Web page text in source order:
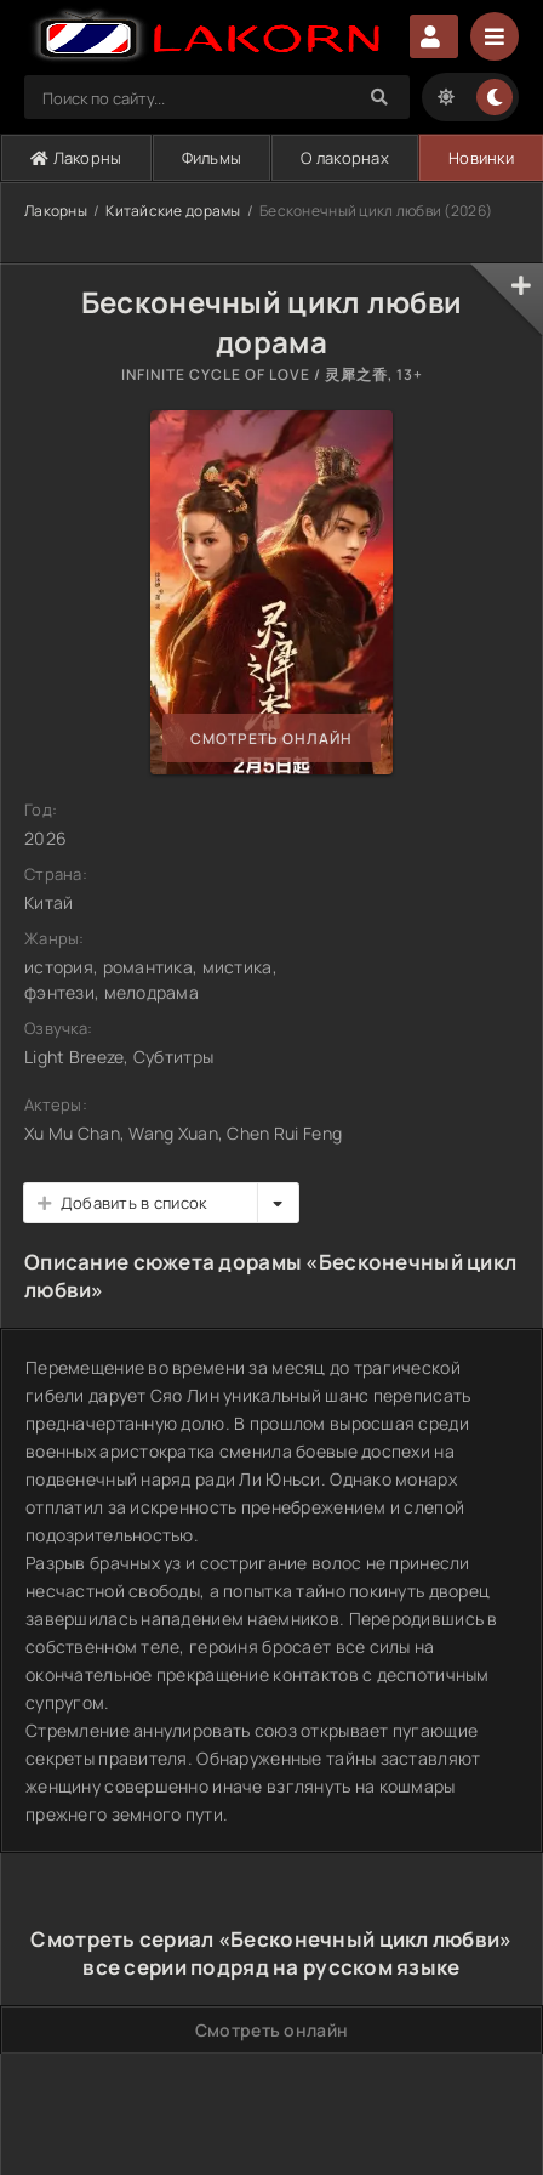
Лакорны Фильмы О лакорнах Новинки
Лакорны Китайские дорамы Бесконечный цикл любви (2026)
Бесконечный цикл любви
дорама
INFINITE CYCLE OF LOVE / 灵犀之香, 13+
СМОТРЕТЬ ОНЛАЙН
Год:
2026
Страна:
Китай
Жанры:
история, романтика, мистика,
фэнтези, мелодрама
Озвучка:
Light Breeze, Субтитры
Актеры:
Xu Mu Chan, Wang Xuan, Chen Rui Feng
Добавить в список
Описание сюжета дорамы «Бесконечный цикл
любви»
Перемещение во времени за месяц до трагической
гибели дарует Сяо Лин уникальный шанс переписать
предначертанную долю. В прошлом выросшая среди
военных аристократка сменила боевые доспехи на
подвенечный наряд ради Ли Юньси. Однако монарх
отплатил за искренность пренебрежением и слепой
подозрительностью.
Разрыв брачных уз и состригание волос не принесли
несчастной свободы, а попытка тайно покинуть дворец
завершилась нападением наемников. Переродившись в
собственном теле, героиня бросает все силы на
окончательное прекращение контактов с деспотичным
супругом.
Стремление аннулировать союз открывает пугающие
секреты правителя. Обнаруженные тайны заставляют
женщину совершенно иначе взглянуть на кошмары
прежнего земного пути.
Смотреть сериал «Бесконечный цикл любви»
все серии подряд на русском языке
Смотреть онлайн